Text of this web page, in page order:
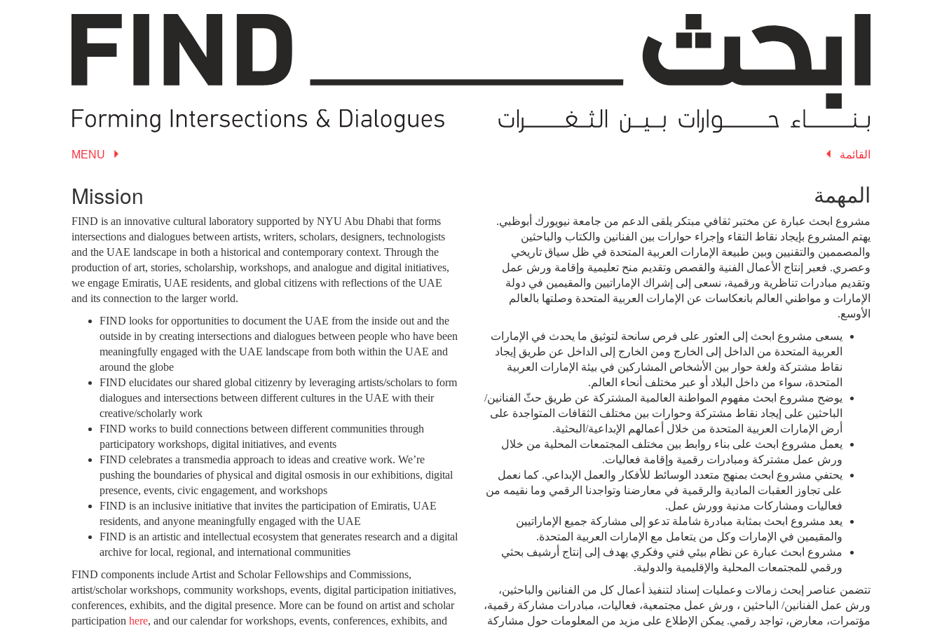
القائمة MENU
المهمة
مشروع ابحث عبارة عن مختبر ثقافي مبتكر يلقى الدعم من جامعة نيويورك أبوظبي.
يهتم المشروع بإيجاد نقاط التقاء وإجراء حوارات بين الفنانين والكتاب والباحثين
والمصممين والتقنيين وبين طبيعة الإمارات العربية المتحدة في ظل سياق تاريخي
وعصري. فعبر إنتاج الأعمال الفنية والقصص وتقديم منح تعليمية وإقامة ورش عمل
وتقديم مبادرات تناظرية ورقمية، نسعى إلى إشراك الإماراتيين والمقيمين في دولة
الإمارات و مواطني العالم بانعكاسات عن الإمارات العربية المتحدة وصلتها بالعالم
الأوسع.
يسعى مشروع ابحث إلى العثور على فرص سانحة لتوثيق ما يحدث في الإمارات
العربية المتحدة من الداخل إلى الخارج ومن الخارج إلى الداخل عن طريق إيجاد
نقاط مشتركة ولغة حوار بين الأشخاص المشاركين في بيئة الإمارات العربية
المتحدة، سواء من داخل البلاد أو عبر مختلف أنحاء العالم.
يوضح مشروع ابحث مفهوم المواطنة العالمية المشتركة عن طريق حثّ الفنانين/
الباحثين على إيجاد نقاط مشتركة وحوارات بين مختلف الثقافات المتواجدة على
أرض الإمارات العربية المتحدة من خلال أعمالهم الإبداعية/البحثية.
يعمل مشروع ابحث على بناء روابط بين مختلف المجتمعات المحلية من خلال
ورش عمل مشتركة ومبادرات رقمية وإقامة فعاليات.
يحتفي مشروع ابحث بمنهج متعدد الوسائط للأفكار والعمل الإبداعي. كما نعمل
على تجاوز العقبات المادية والرقمية في معارضنا وتواجدنا الرقمي وما نقيمه من
فعاليات ومشاركات مدنية وورش عمل.
يعد مشروع ابحث بمثابة مبادرة شاملة تدعو إلى مشاركة جميع الإماراتيين
والمقيمين في الإمارات وكل من يتعامل مع الإمارات العربية المتحدة.
مشروع ابحث عبارة عن نظام بيئي فني وفكري يهدف إلى إنتاج أرشيف بحثي
ورقمي للمجتمعات المحلية والإقليمية والدولية.
تتضمن عناصر إبحث زمالات وعمليات إسناد لتنفيذ أعمال كل من الفنانين والباحثين،
ورش عمل الفنانين/ الباحثين ، ورش عمل مجتمعية، فعاليات، مبادرات مشاركة رقمية،
مؤتمرات، معارض، تواجد رقمي. يمكن الإطلاع على مزيد من المعلومات حول مشاركة
Mission
FIND is an innovative cultural laboratory supported by NYU Abu Dhabi that forms
intersections and dialogues between artists, writers, scholars, designers, technologists
and the UAE landscape in both a historical and contemporary context. Through the
production of art, stories, scholarship, workshops, and analogue and digital initiatives,
we engage Emiratis, UAE residents, and global citizens with reflections of the UAE
and its connection to the larger world.
FIND looks for opportunities to document the UAE from the inside out and the
outside in by creating intersections and dialogues between people who have been
meaningfully engaged with the UAE landscape from both within the UAE and
around the globe
FIND elucidates our shared global citizenry by leveraging artists/scholars to form
dialogues and intersections between different cultures in the UAE with their
creative/scholarly work
FIND works to build connections between different communities through
participatory workshops, digital initiatives, and events
FIND celebrates a transmedia approach to ideas and creative work. We’re
pushing the boundaries of physical and digital osmosis in our exhibitions, digital
presence, events, civic engagement, and workshops
FIND is an inclusive initiative that invites the participation of Emiratis, UAE
residents, and anyone meaningfully engaged with the UAE
FIND is an artistic and intellectual ecosystem that generates research and a digital
archive for local, regional, and international communities
FIND components include Artist and Scholar Fellowships and Commissions,
artist/scholar workshops, community workshops, events, digital participation initiatives,
conferences, exhibits, and the digital presence. More can be found on artist and scholar
participation here, and our calendar for workshops, events, conferences, exhibits, and